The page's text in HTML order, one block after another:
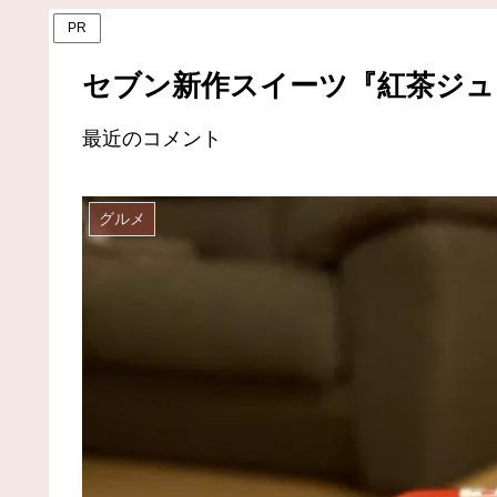
PR
セブン新作スイーツ『紅茶ジ
最近のコメント
グルメ